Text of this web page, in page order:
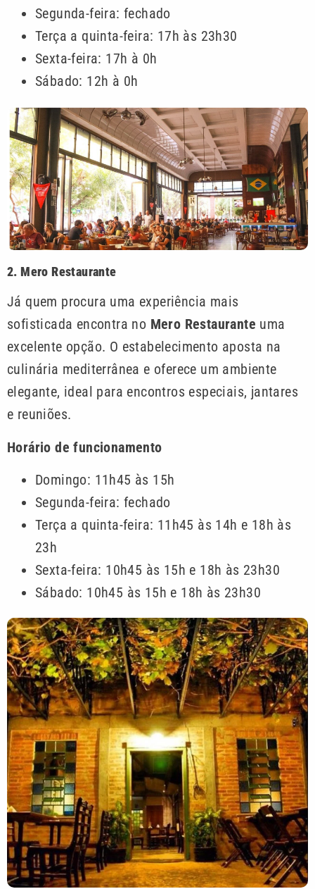
Segunda-feira: fechado
Terça a quinta-feira: 17h às 23h30
Sexta-feira: 17h à 0h
Sábado: 12h à 0h
2. Mero Restaurante
Já quem procura uma experiência mais
sofisticada encontra no Mero Restaurante uma
excelente opção. O estabelecimento aposta na
culinária mediterrânea e oferece um ambiente
elegante, ideal para encontros especiais, jantares
e reuniões.
Horário de funcionamento
Domingo: 11h45 às 15h
Segunda-feira: fechado
Terça a quinta-feira: 11h45 às 14h e 18h às
23h
Sexta-feira: 10h45 às 15h e 18h às 23h30
Sábado: 10h45 às 15h e 18h às 23h30